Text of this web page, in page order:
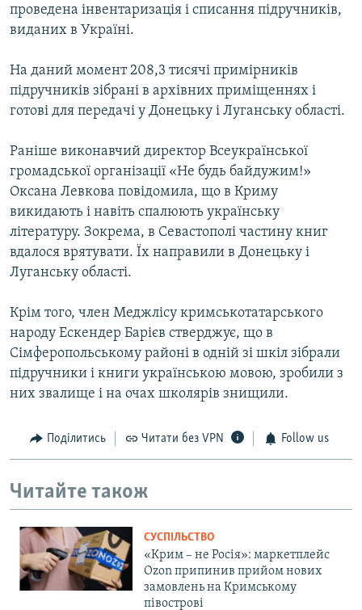
проведена інвентаризація і списання підручників,
виданих в Україні.
На даний момент 208,3 тисячі примірників
підручників зібрані в архівних приміщеннях і
готові для передачі у Донецьку і Луганську області.
Раніше виконавчий директор Всеукраїнської
громадської організації «Не будь байдужим!»
Оксана Левкова повідомила, що в Криму
викидають і навіть спалюють українську
літературу. Зокрема, в Севастополі частину книг
вдалося врятувати. Їх направили в Донецьку і
Луганську області.
Крім того, член Меджлісу кримськотатарського
народу Ескендер Барієв стверджує, що в
Сімферопольському районі в одній зі шкіл зібрали
підручники і книги українською мовою, зробили з
них звалище і на очах школярів знищили.
Поділитись Читати без VPN Follow us
Читайте також
СУСПІЛЬСТВО
«Крим – не Росія»: маркетплейс
Ozon припинив прийом нових
замовлень на Кримському
півострові